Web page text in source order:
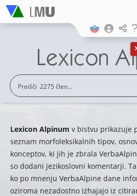
Lexicon Alpinum v bistvu prikazuje
seznam morfoleksikalnih tipov,
konceptov, ki jih je zbrala
so dodani jezikoslovni komentarji.
ko po mnenju VerbaAlpine dane
oziroma nezadostno izhajajo iz